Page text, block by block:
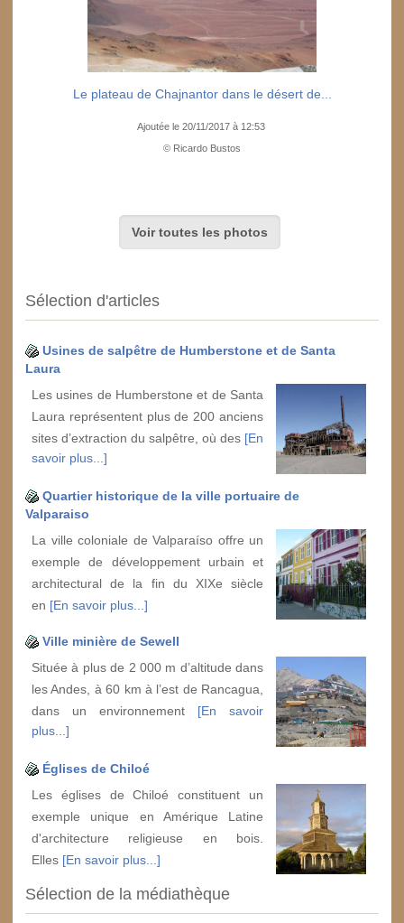
Le plateau de Chajnantor dans le désert de...
Ajoutée le 20/11/2017 à 12:53
© Ricardo Bustos
Voir toutes les photos
Sélection d'articles
Usines de salpêtre de Humberstone et de Santa
Laura
Les usines de Humberstone et de Santa
Laura représentent plus de 200 anciens
sites d’extraction du salpêtre, où des [En
savoir plus...]
Quartier historique de la ville portuaire de
Valparaiso
La ville coloniale de Valparaíso offre un
exemple de développement urbain et
architectural de la fin du XIXe siècle
en [En savoir plus...]
Ville minière de Sewell
Située à plus de 2 000 m d’altitude dans
les Andes, à 60 km à l’est de Rancagua,
dans un environnement [En savoir
plus...]
Églises de Chiloé
Les églises de Chiloé constituent un
exemple unique en Amérique Latine
d'architecture religieuse en bois.
Elles [En savoir plus...]
Sélection de la médiathèque